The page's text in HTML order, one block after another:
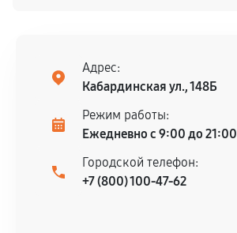
Адрес:
Кабардинская ул., 148Б
Режим работы:
Ежедневно с 9:00 до 21:00
Городской телефон:
+7 (800) 100-47-62